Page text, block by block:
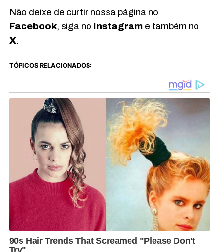
Não deixe de curtir nossa página no
Facebook, siga no Instagrame também no
X.
TÓPICOS RELACIONADOS: